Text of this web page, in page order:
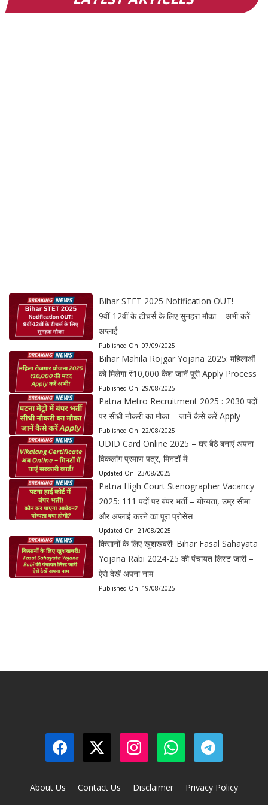
Bihar STET 2025 Notification OUT!
9वीं-12वीं के टीचर्स के लिए सुनहरा मौका – अभी करें
अप्लाई
Published On: 07/09/2025
Bihar Mahila Rojgar Yojana 2025: महिलाओं
को मिलेगा ₹10,000 कैश जानें पूरी Apply Process
Published On: 29/08/2025
Patna Metro Recruitment 2025 : 2030 पदों
पर सीधी नौकरी का मौका – जानें कैसे करें Apply
Published On: 22/08/2025
UDID Card Online 2025 – घर बैठे बनाएं अपना
विकलांग प्रमाण पत्र, मिनटों में!
Updated On: 23/08/2025
Patna High Court Stenographer Vacancy
2025: 111 पदों पर बंपर भर्ती – योग्यता, उम्र सीमा
और अप्लाई करने का पूरा प्रोसेस
Updated On: 21/08/2025
किसानों के लिए खुशखबरी! Bihar Fasal Sahayata
Yojana Rabi 2024-25 की पंचायत लिस्ट जारी –
ऐसे देखें अपना नाम
Published On: 19/08/2025
About Us Contact Us Disclaimer
Privacy Policy